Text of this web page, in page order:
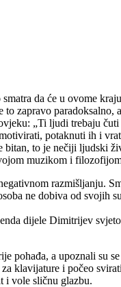
da će u ovome
zapravo paradoksalno,
„Ti ljudi trebaju
potaknuti ih i
bitan, to je nečiji ljudski
muzikom i
razmišljanju.
ne dobiva od svojih
dijele Dimitrijev
pohađa, a upoznali su
klavijature i počeo
i vole sličnu glazbu.